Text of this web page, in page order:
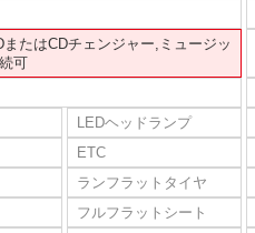
またはCDチェンジャー,ミュージッ
可
LEDヘッドランプ
ETC
ランフラットタイヤ
フルフラットシート